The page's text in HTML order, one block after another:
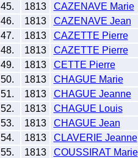
45.
1813
CAZENAVE Marie
46.
1813
CAZENAVE Jean
47.
1813
CAZETTE Pierre
48.
1813
CAZETTE Pierre
49.
1813
CETTE Pierre
50.
1813
CHAGUE Marie
51.
1813
CHAGUE Jeanne
52.
1813
CHAGUE Louis
53.
1813
CHAGUE Jean
54.
1813
CLAVERIE Jeanne
55.
1813
COUSSIRAT Marie